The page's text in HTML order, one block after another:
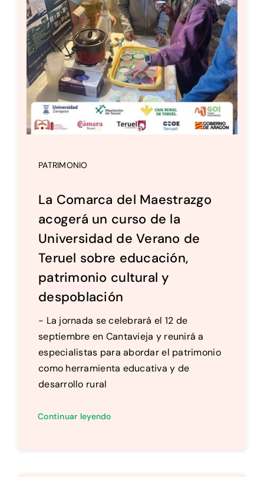
PATRIMONIO
La Comarca del Maestrazgo
acogerá un curso de la
Universidad de Verano de
Teruel sobre educación,
patrimonio cultural y
despoblación
- La jornada se celebrará el 12 de
septiembre en Cantavieja y reunirá a
especialistas para abordar el patrimonio
como herramienta educativa y de
desarrollo rural
Continuar leyendo